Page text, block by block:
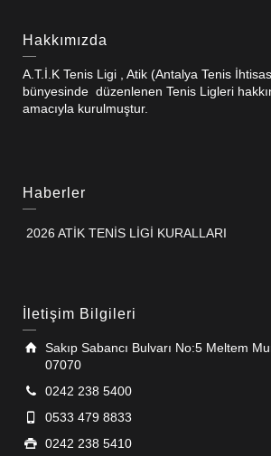
Hakkımızda
A.T.İ.K Tenis Ligi , Atik (Antalya Tenis
bünyesinde düzenlenen Tenis Ligleri
amacıyla kurulmuştur.
Haberler
2026 ATİK TENİS LİGİ KURALLARI
İletişim Bilgileri
Sakıp Sabancı Bulvarı No:5 Meltem
07070
0242 238 5400
0533 479 8833
0242 238 5410